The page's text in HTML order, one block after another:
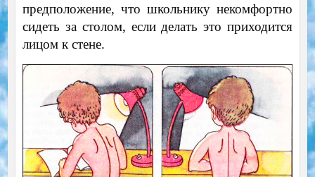
предположение, что школьнику некомфортно
сидеть за столом, если делать это приходится
лицом к стене.